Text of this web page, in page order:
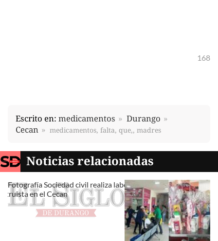
168
Escrito en: medicamentos
Durango
Cecan
medicamentos, falta, que,, madres
Noticias relacionadas